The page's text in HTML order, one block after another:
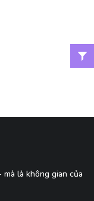
là không gian của